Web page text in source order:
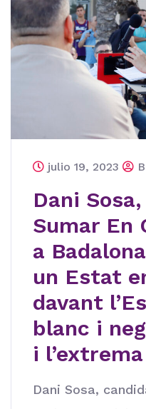
julio 19, 2023
Dani
Sumar En
a
un Estat
davant
blanc i
i
Dani Sosa,